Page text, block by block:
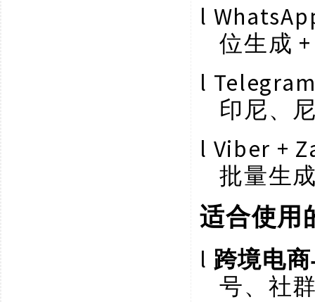
l
位生成
l
印尼、
l Viber +
批量生
适合使用
l 跨境电
号、社